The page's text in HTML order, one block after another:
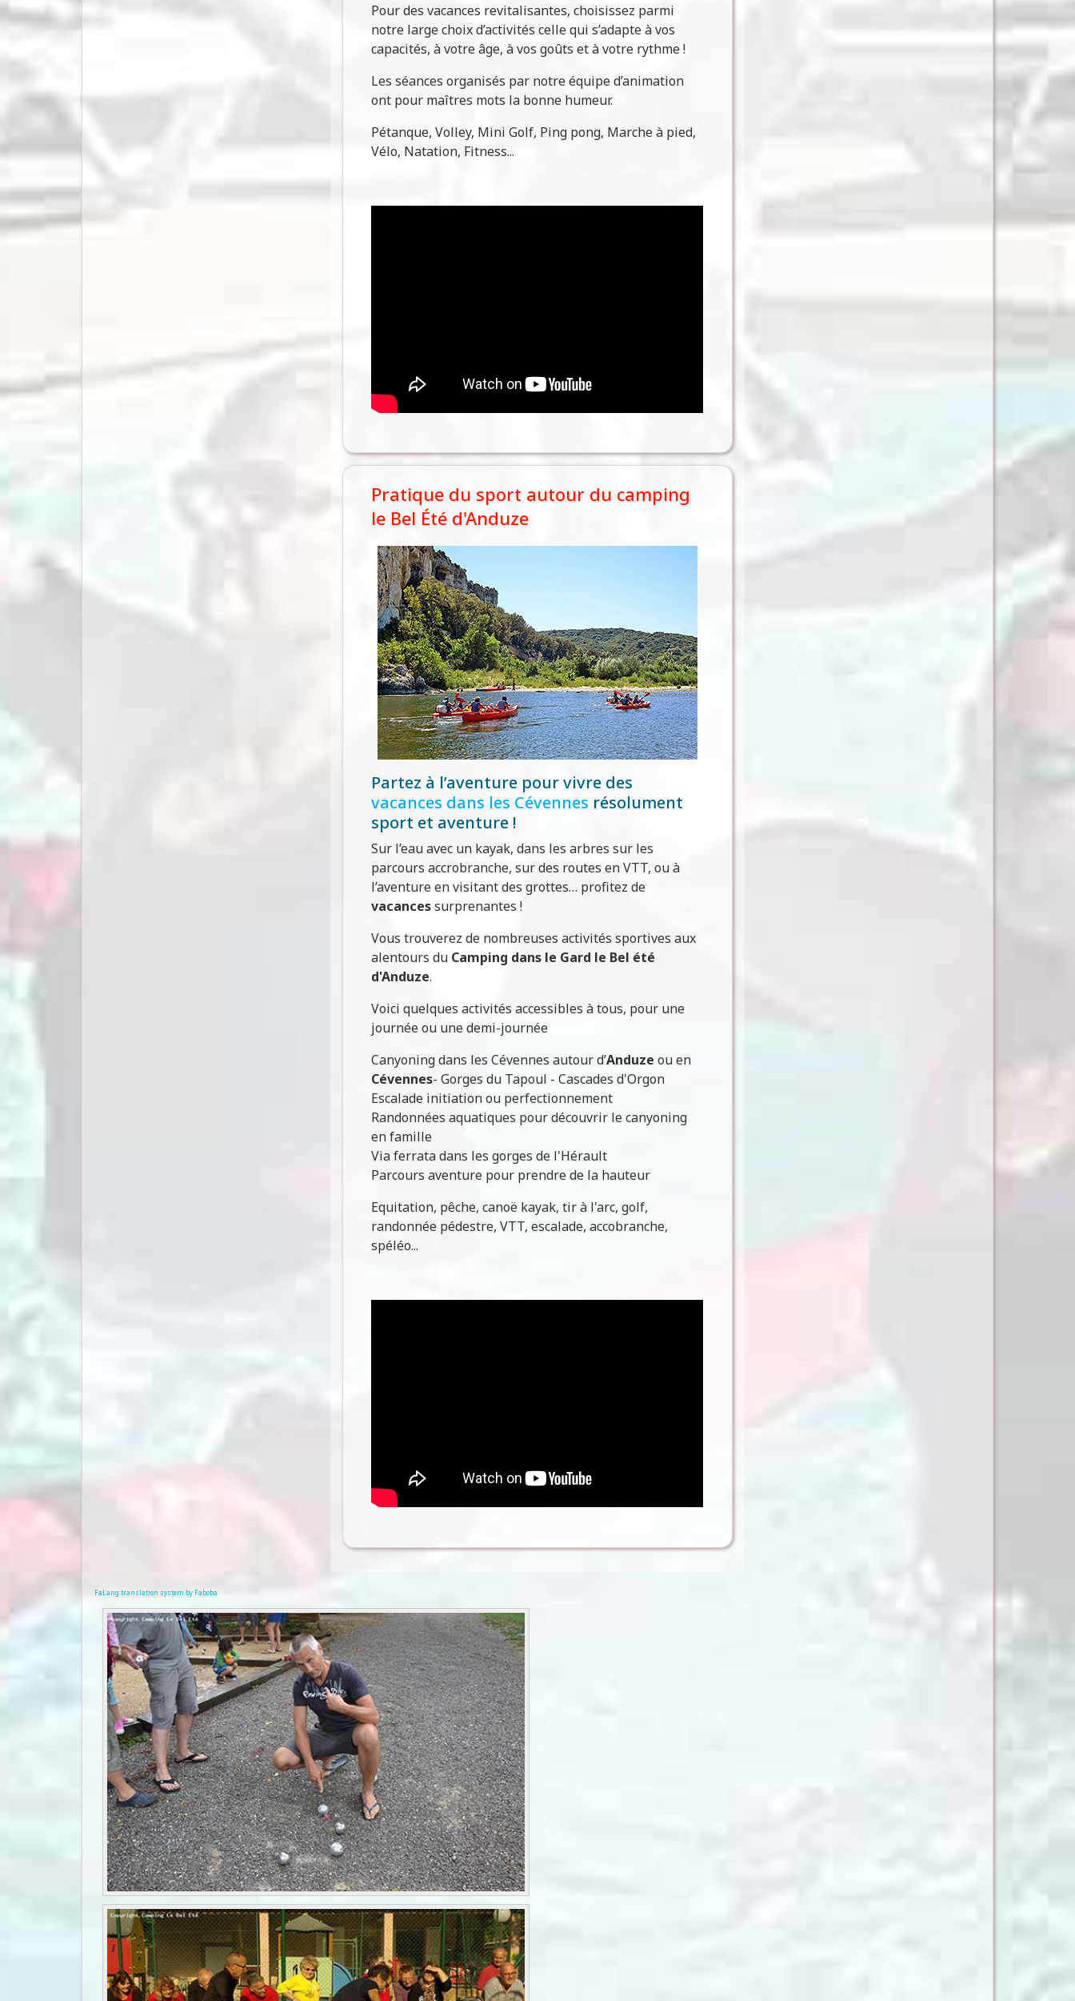
Pour des vacances revitalisantes, choisissez parmi
notre large choix d’activités celle qui s’adapte à vos
capacités, à votre âge, à vos goûts et à votre rythme !
Les séances organisés par notre équipe d’animation
ont pour maîtres mots la bonne humeur.
Pétanque, Volley, Mini Golf, Ping pong, Marche à pied,
Vélo, Natation, Fitness...
Pratique du sport autour du camping
le Bel Été d'Anduze
Partez à l’aventure pour vivre des
vacances dans les Cévennes résolument
sport et aventure !
Sur l’eau avec un kayak, dans les arbres sur les
parcours accrobranche, sur des routes en VTT, ou à
l’aventure en visitant des grottes… profitez de
vacancessurprenantes !
Vous trouverez de nombreuses activités sportives aux
alentours du Camping dans le Gard le Bel été
d'Anduze.
Voici quelques activités accessibles à tous, pour une
journée ou une demi-journée
Canyoning dans les Cévennes autour d’Anduze ou en
Cévennes- Gorges du Tapoul - Cascades d'Orgon
Escalade initiation ou perfectionnement
Randonnées aquatiques pour découvrir le canyoning
en famille
Via ferrata dans les gorges de l'Hérault
Parcours aventure pour prendre de la hauteur
Equitation, pêche, canoë kayak, tir à l'arc, golf,
randonnée pédestre, VTT, escalade, accobranche,
spéléo...
FaLang translation system by Faboba